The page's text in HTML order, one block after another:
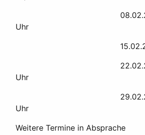
08.02.2024,
Uhr
15.02.2024,
22.02.2024,
Uhr
29.02.2024,
Uhr
Weitere Termine in Absprache